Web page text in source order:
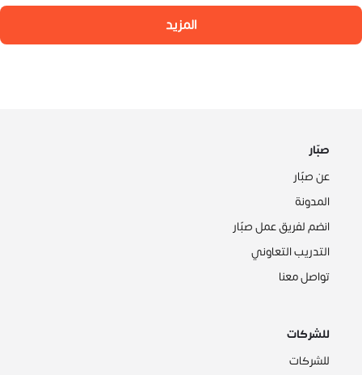
المزيد
صبّار
عن صبّار
المدونة
انضم لفريق عمل صبّار
التدريب التعاوني
تواصل معنا
للشركات
للشركات